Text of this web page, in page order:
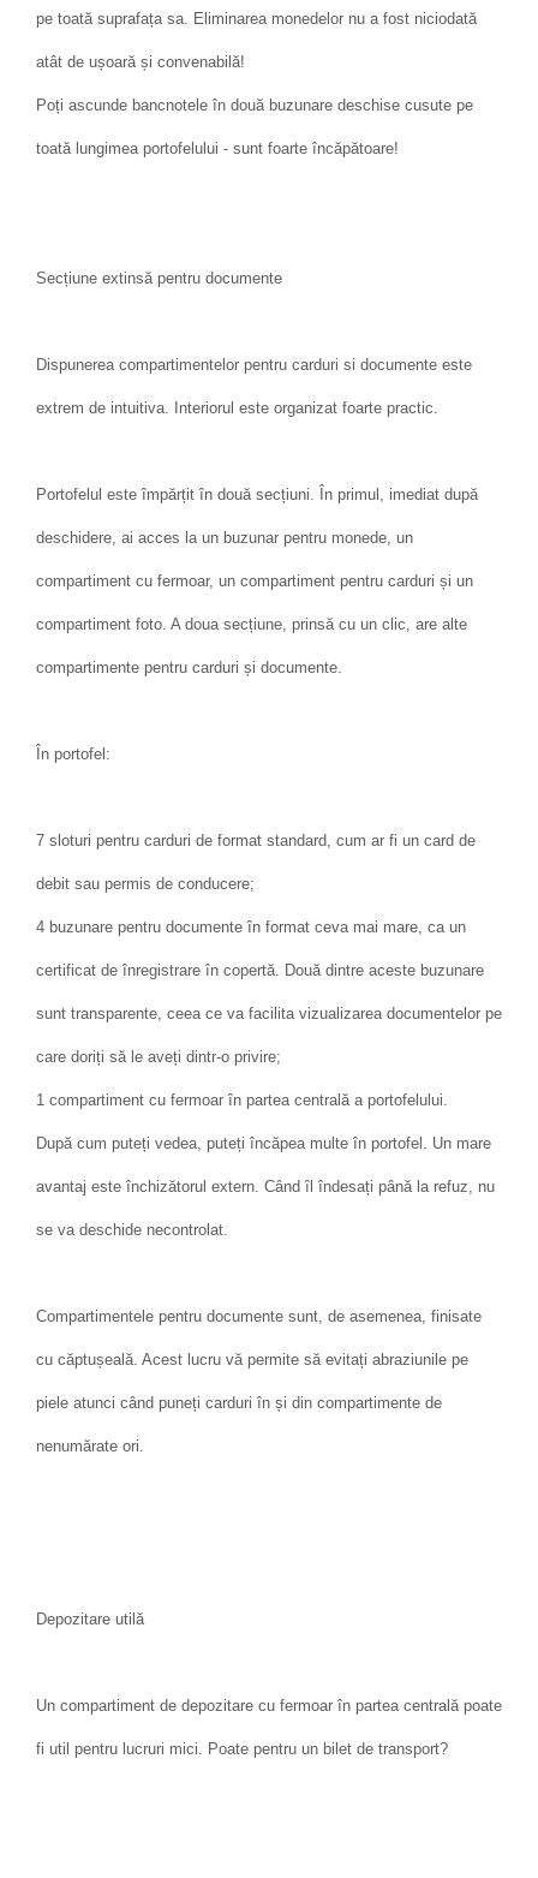
pe toată suprafața sa. Eliminarea monedelor nu a fost niciodată
atât de ușoară și convenabilă!
Poți ascunde bancnotele în două buzunare deschise cusute pe
toată lungimea portofelului - sunt foarte încăpătoare!
Secțiune extinsă pentru documente
Dispunerea compartimentelor pentru carduri si documente este
extrem de intuitiva. Interiorul este organizat foarte practic.
Portofelul este împărțit în două secțiuni. În primul, imediat după
deschidere, ai acces la un buzunar pentru monede, un
compartiment cu fermoar, un compartiment pentru carduri și un
compartiment foto. A doua secțiune, prinsă cu un clic, are alte
compartimente pentru carduri și documente.
În portofel:
7 sloturi pentru carduri de format standard, cum ar fi un card de
debit sau permis de conducere;
4 buzunare pentru documente în format ceva mai mare, ca un
certificat de înregistrare în copertă. Două dintre aceste buzunare
sunt transparente, ceea ce va facilita vizualizarea documentelor pe
care doriți să le aveți dintr-o privire;
1 compartiment cu fermoar în partea centrală a portofelului.
După cum puteți vedea, puteți încăpea multe în portofel. Un mare
avantaj este închizătorul extern. Când îl îndesați până la refuz, nu
se va deschide necontrolat.
Compartimentele pentru documente sunt, de asemenea, finisate
cu căptușeală. Acest lucru vă permite să evitați abraziunile pe
piele atunci când puneți carduri în și din compartimente de
nenumărate ori.
Depozitare utilă
Un compartiment de depozitare cu fermoar în partea centrală poate
fi util pentru lucruri mici. Poate pentru un bilet de transport?